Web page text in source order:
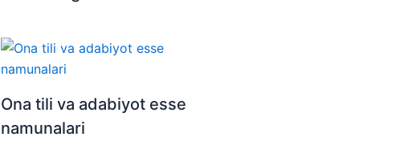
Ona tili va adabiyot esse
namunalari